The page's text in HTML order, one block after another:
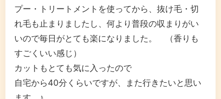
プー・トリートメントを使ってから、抜け毛・切
れ毛も止まりましたし、何より普段の収まりがい
いので毎日がとても楽になりました。 （香りも
すごくいい感じ）
カットもとても気に入ったので
自宅から40分くらいですが、また行きたいと思い